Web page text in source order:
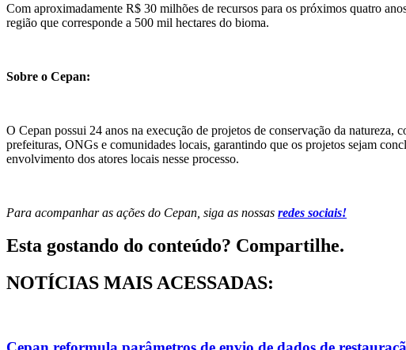
Com aproximadamente R$ 30 milhões de recursos para os próximos quatro
região que corresponde a 500 mil hectares do bioma.
Sobre o Cepan:
O Cepan possui 24 anos na execução de projetos de conservação da
prefeituras, ONGs e comunidades locais, garantindo que os projetos sejam
envolvimento dos atores locais nesse processo.
Para acompanhar as ações do Cepan, siga as nossas redes sociais!
Esta gostando do conteúdo? Compartilhe.
NOTÍCIAS MAIS ACESSADAS: